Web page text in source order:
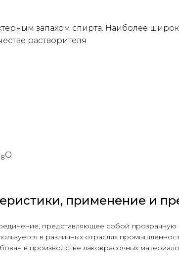
запахом спирта. Наиболее
растворителя
8O
применение и
представляющее собой прозрачную
в различных отраслях
в производстве лакокрасочных